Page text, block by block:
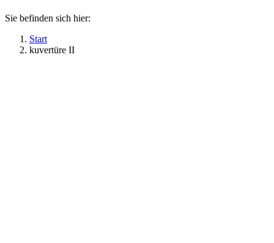
Sie befinden sich hier:
Start
kuvertüre II